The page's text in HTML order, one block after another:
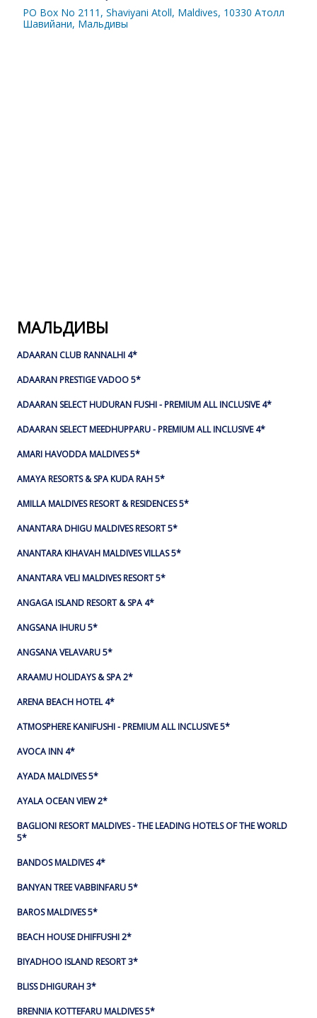
PO Box No 2111, Shaviyani Atoll, Maldives, 10330 Атолл
Шавийани, Мальдивы
МАЛЬДИВЫ
ADAARAN CLUB RANNALHI 4*
ADAARAN PRESTIGE VADOO 5*
ADAARAN SELECT HUDURAN FUSHI - PREMIUM ALL INCLUSIVE 4*
ADAARAN SELECT MEEDHUPPARU - PREMIUM ALL INCLUSIVE 4*
AMARI HAVODDA MALDIVES 5*
AMAYA RESORTS & SPA KUDA RAH 5*
AMILLA MALDIVES RESORT & RESIDENCES 5*
ANANTARA DHIGU MALDIVES RESORT 5*
ANANTARA KIHAVAH MALDIVES VILLAS 5*
ANANTARA VELI MALDIVES RESORT 5*
ANGAGA ISLAND RESORT & SPA 4*
ANGSANA IHURU 5*
ANGSANA VELAVARU 5*
ARAAMU HOLIDAYS & SPA 2*
ARENA BEACH HOTEL 4*
ATMOSPHERE KANIFUSHI - PREMIUM ALL INCLUSIVE 5*
AVOCA INN 4*
AYADA MALDIVES 5*
AYALA OCEAN VIEW 2*
BAGLIONI RESORT MALDIVES - THE LEADING HOTELS OF THE WORLD
5*
BANDOS MALDIVES 4*
BANYAN TREE VABBINFARU 5*
BAROS MALDIVES 5*
BEACH HOUSE DHIFFUSHI 2*
BIYADHOO ISLAND RESORT 3*
BLISS DHIGURAH 3*
BRENNIA KOTTEFARU MALDIVES 5*